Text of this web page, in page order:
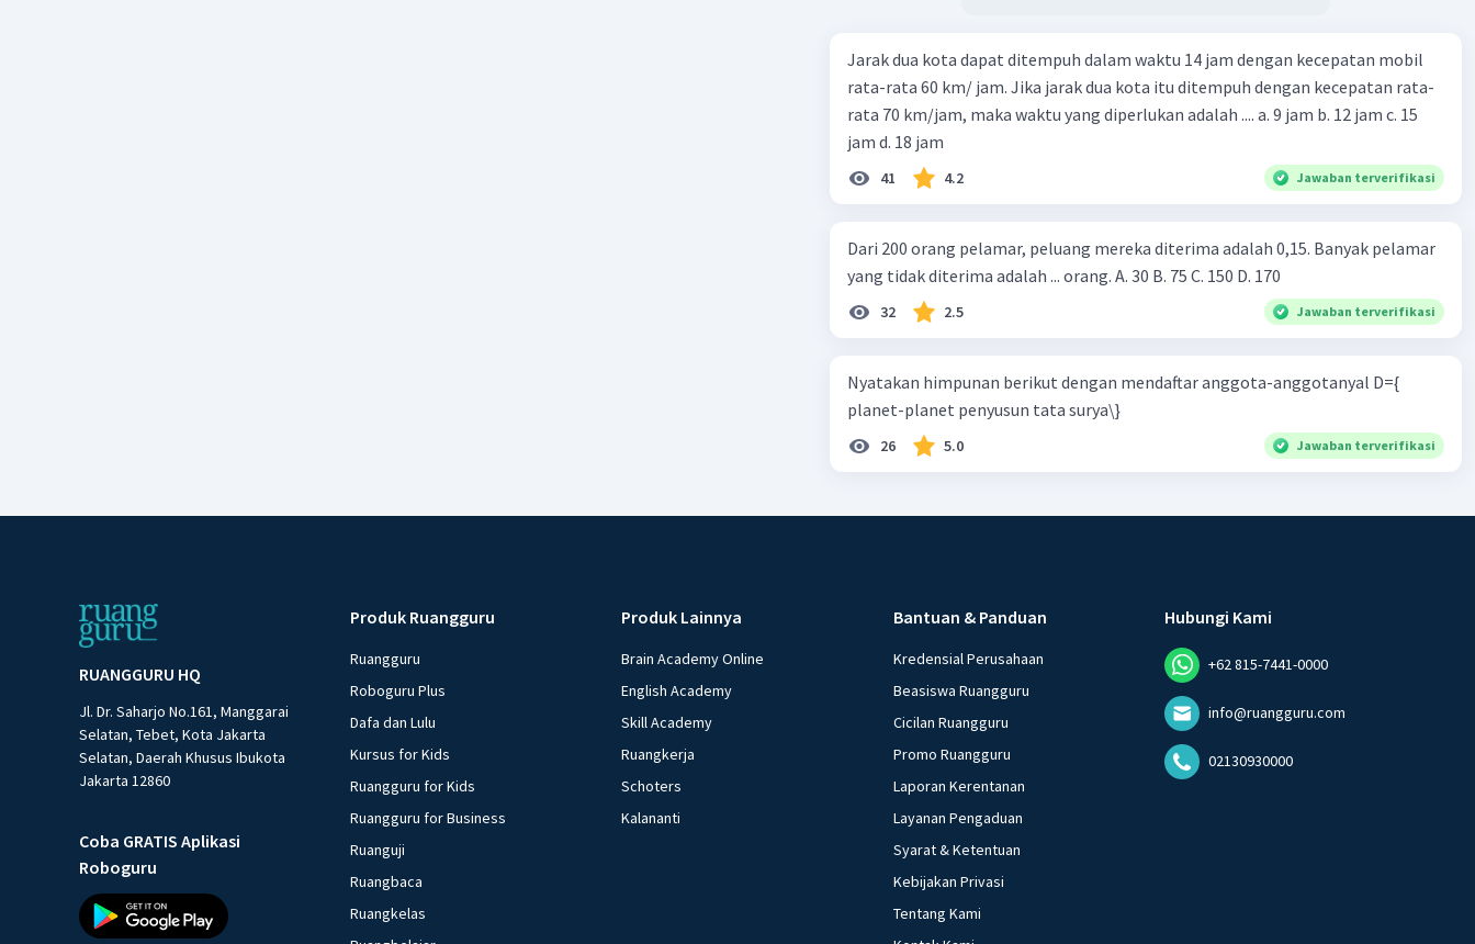
Jarak dua kota dapat ditempuh dalam waktu 14 jam dengan kecepatan mobil
rata-rata 60 km/ jam. Jika jarak dua kota itu ditempuh dengan kecepatan rata-
rata 70 km/jam, maka waktu yang diperlukan adalah .... a. 9 jam b. 12 jam c. 15
jam d. 18 jam
41 4.2 Jawaban terverifikasi
Dari 200 orang pelamar, peluang mereka diterima adalah 0,15. Banyak pelamar
yang tidak diterima adalah ... orang. A. 30 B. 75 C. 150 D. 170
32 2.5 Jawaban terverifikasi
Nyatakan himpunan berikut dengan mendaftar anggota-anggotanyal D={
planet-planet penyusun tata surya\}
26 5.0 Jawaban terverifikasi
RUANGGURU HQ
Jl. Dr. Saharjo No.161, Manggarai
Selatan, Tebet, Kota Jakarta
Selatan, Daerah Khusus Ibukota
Jakarta 12860
Coba GRATIS Aplikasi
Roboguru
Produk Ruangguru
Ruangguru
Roboguru Plus
Dafa dan Lulu
Kursus for Kids
Ruangguru for Kids
Ruangguru for Business
Ruanguji
Ruangbaca
Ruangkelas
Produk Lainnya
Brain Academy Online
English Academy
Skill Academy
Ruangkerja
Schoters
Kalananti
Bantuan & Panduan
Kredensial Perusahaan
Beasiswa Ruangguru
Cicilan Ruangguru
Promo Ruangguru
Laporan Kerentanan
Layanan Pengaduan
Syarat & Ketentuan
Kebijakan Privasi
Tentang Kami
Hubungi Kami
+62 815-7441-0000
info@ruangguru.com
02130930000